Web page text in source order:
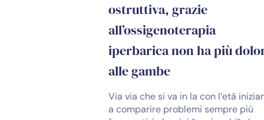
ostruttiva, grazie
all’ossigenoterapia
iperbarica non ha più
alle gambe
Via via che si va in la con l’età
a comparire problemi sempre più